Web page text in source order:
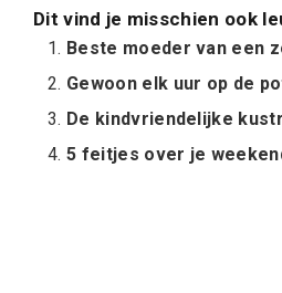
Dit vind je misschien ook
Beste moeder van een
Gewoon elk uur op de
De kindvriendelijke
5 feitjes over je